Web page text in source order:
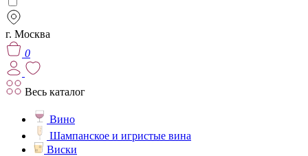
г. Москва
0
Весь каталог
Вино
Шампанское и игристые вина
Виски